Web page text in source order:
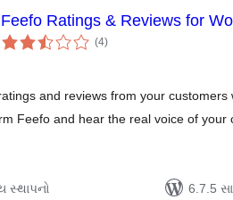
Feefo Ratings & Reviews for
(4કુલ
રેટિંગ્સ
)
and reviews from your customers
Feefo and hear the real voice of your
સ્થાપનો
6.7.5